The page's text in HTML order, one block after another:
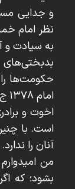
و جدایی
نظر امام
به سیادت و
حکومت‌ها را
امام ۱۳۷۸ ج ۴: ۴۴۵].
اخوت و
است. با
آنان را
من
بشود؛ که